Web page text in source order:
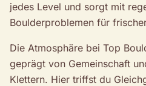
jedes Level und sorgt mit
Boulderproblemen für
Die Atmosphäre bei Top
geprägt von Gemeinschaft
Klettern. Hier triffst du